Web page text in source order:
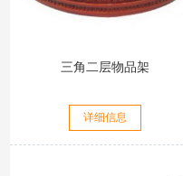
三角二层物品架
详细信息